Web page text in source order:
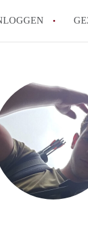
Wat is
Hoeveel
Wat is de
Berekent
Alle